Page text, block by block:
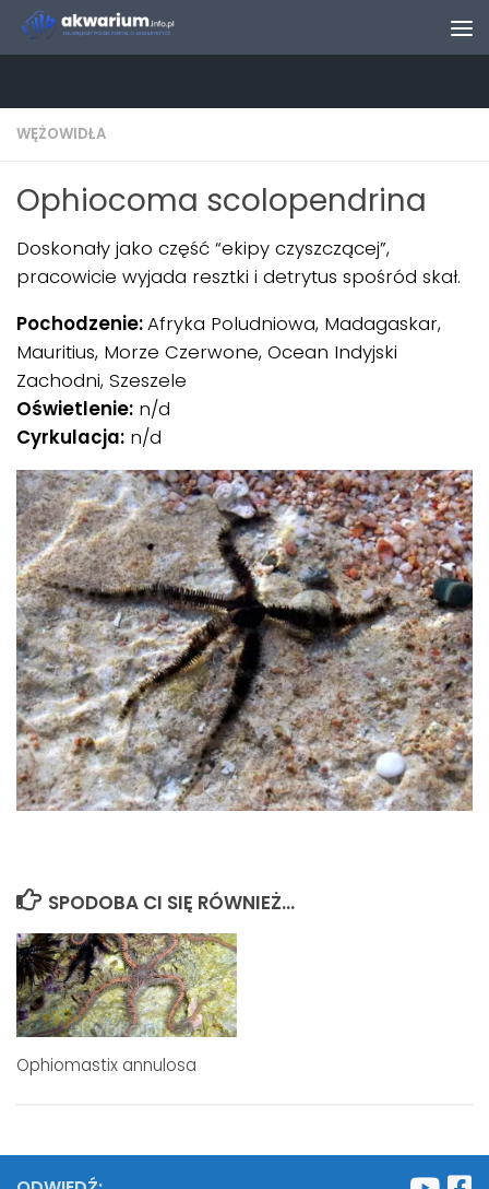
Skip to content
WĘŻOWIDŁA
Ophiocoma scolopendrina
Doskonały jako część “ekipy czyszczącej”,
pracowicie wyjada resztki i detrytus spośród skał.
Pochodzenie:Afryka Poludniowa, Madagaskar,
Mauritius, Morze Czerwone, Ocean Indyjski
Zachodni, Szeszele
Oświetlenie: n/d
Cyrkulacja: n/d
SPODOBA CI SIĘ RÓWNIEŻ...
Ophiomastix annulosa